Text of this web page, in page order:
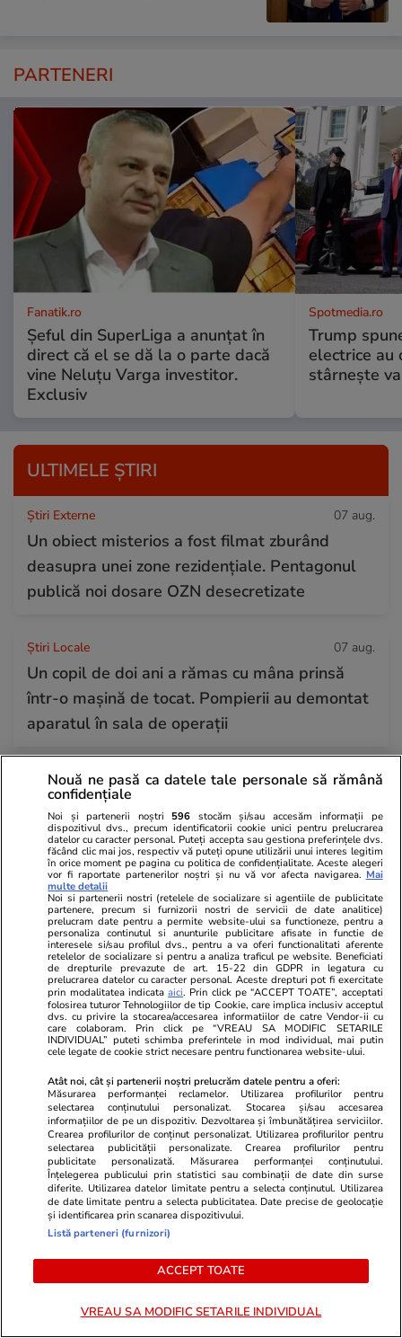
PARTENERI
Fanatik.ro
Șeful din SuperLiga a anunțat în
direct că el se dă la o parte dacă
vine Neluțu Varga investitor.
Exclusiv
Spotmedia.ro
Trump
electrice au
stârnește
ULTIMELE ȘTIRI
Știri Externe 07 aug.
Un obiect misterios a fost filmat zburând
deasupra unei zone rezidențiale. Pentagonul
publică noi dosare OZN desecretizate
Știri Locale 07 aug.
Un copil de doi ani a rămas cu mâna prinsă
într-o mașină de tocat. Pompierii au demontat
aparatul în sala de operații
Vacanțe și Cultură 07 aug.
Amendă de 1.300 de euro pentru un turist
care a făcut scandal la bordul unui avion
Ryanair: „Una dintre numeroasele consecințe”
Știri România 07 aug.
Patru ursuleți orfani din România au ajuns într-
un parc din Franța. Anita, Alexandra, Chance și
Thomas i-au cucerit pe francezi
Citește mai multe
TRENDING
Horoscop 07 aug.
Horoscop Urania | Previziuni astrologice pentru
perioada 8 – 14 august 2026. Lună Nouă în
Leu; Eclipsă totală de Soare
Știri România 07 aug.
Vremea extremă a făcut ravagii în Brașov, Cluj,
Nouă ne pasă ca datele tale personale să rămână
confidențiale
Noi și partenerii noștri 596 stocăm și/sau accesăm informații pe
dispozitivul dvs., precum identificatorii cookie unici pentru prelucrarea
datelor cu caracter personal. Puteți accepta sau gestiona preferințele dvs.
făcând clic mai jos, respectiv vă puteți opune utilizării unui interes legitim
în orice moment pe pagina cu politica de confidențialitate. Aceste alegeri
vor fi raportate partenerilor noștri și nu vă vor afecta navigarea. Mai
multe detalii
Noi si partenerii nostri (retelele de socializare si agentiile de publicitate
partenere, precum si furnizorii nostri de servicii de date analitice)
prelucram date pentru a permite website-ului sa functioneze, pentru a
personaliza continutul si anunturile publicitare afisate in functie de
interesele si/sau profilul dvs., pentru a va oferi functionalitati aferente
retelelor de socializare si pentru a analiza traficul pe website. Beneficiati
de drepturile prevazute de art. 15-22 din GDPR in legatura cu
prelucrarea datelor cu caracter personal. Aceste drepturi pot fi exercitate
prin modalitatea indicataaici. Prin click pe “ACCEPT TOATE”, acceptati
folosirea tuturor Tehnologiilor de tip Cookie, care implica inclusiv acceptul
dvs. cu privire la stocarea/accesarea informatiilor de catre Vendor-ii cu
care colaboram. Prin click pe “VREAU SA MODIFIC SETARILE
INDIVIDUAL” puteti schimba preferintele in mod individual, mai putin
cele legate de cookie strict necesare pentru functionarea website-ului.
Atât noi, cât și partenerii noștri prelucrăm datele pentru a oferi:
Măsurarea performanței reclamelor. Utilizarea profilurilor pentru
selectarea conținutului personalizat. Stocarea și/sau accesarea
informațiilor de pe un dispozitiv. Dezvoltarea și îmbunătățirea serviciilor.
Crearea profilurilor de conținut personalizat. Utilizarea profilurilor pentru
selectarea publicității personalizate. Crearea profilurilor pentru
publicitate personalizată. Măsurarea performanței conținutului.
Înțelegerea publicului prin statistici sau combinații de date din surse
diferite. Utilizarea datelor limitate pentru a selecta conținutul. Utilizarea
de date limitate pentru a selecta publicitatea. Date precise de geolocație
și identificarea prin scanarea dispozitivului.
Listă parteneri (furnizori)
ACCEPT TOATE
VREAU SA MODIFIC SETARILE INDIVIDUAL